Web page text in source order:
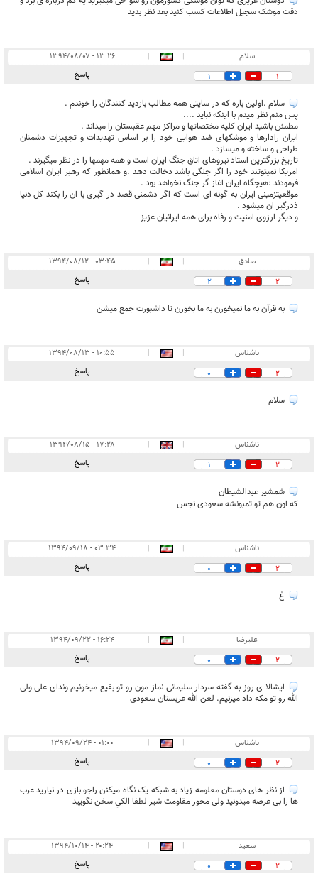
دقت موشک سجیل اطلاعات کسب کنید بعد نظر بدید
سلام |
|
۱۳:۲۶ - ۱۳۹۴/۰۸/۰۷
1
1 پاسخ
سلام .اولین باره که در سایتی همه مطالب بازدید کنندگان را خوندم .
پس منم نظر میدم با اینکه نباید ....
مطمئن باشید ایران کلیه مختصاتها و مراکز مهم عقبستان را میداند .
ایران رادارها و موشکهای ضد هوایی خود را بر اساس تهدیدات و تجهیزات دشمنان
طراحی و ساخته و میسازد .
تاریخ بزرگترین استاد نیروهای اتاق جنگ ایران است و همه مهمها را در نظر میگیرند .
امریکا نمیتوتند خود را اگر جنگی باشد دخالت دهد .و همانطور که رهبر ایران اسلامی
فرمودند :هیچگاه ایران اغاز گر جنگ نخواهد بود .
موقعیتزمینی ایران به گونه ای است که اگر دشمنی قصد در گیری با ان را بکند کل دنیا
ذدرگیر ان میشود .
و دیگر ارزوی امنیت و رفاه برای همه ایرانیان عزیز
صادق |
|
۰۳:۴۵ - ۱۳۹۴/۰۸/۱۲
2
2 پاسخ
به قرآن به ما نمیخورن به ما بخورن تا داشبورت جمع میشن
ناشناس |
|
۱۰:۵۵ - ۱۳۹۴/۰۸/۱۳
2
0 پاسخ
سلام
ناشناس |
|
۱۷:۲۸ - ۱۳۹۴/۰۸/۱۵
2
1 پاسخ
شمشیر عبدالشیطان
که اون هم تو تمبونشه سعودی نجس
ناشناس |
|
۰۳:۳۴ - ۱۳۹۴/۰۹/۱۸
2
0 پاسخ
غ
علیرضا |
|
۱۶:۲۴ - ۱۳۹۴/۰۹/۲۲
2
0 پاسخ
ایشالا ی روز به گفته سردار سلیمانی نماز مون رو تو بقیع میخونیم وندای علی ولی
الله رو تو مکه داد میزنیم. لعن الله عربستان سعودی
ناشناس |
|
۰۱:۰۰ - ۱۳۹۴/۰۹/۲۴
2
0 پاسخ
از نظر های دوستان معلومه زیاد به شبکه یک نگاه میکنن راجو بازی در نیارید عرب
ها را بی عرضه میدونید ولی محور مقاومت شیر لطفا الكي سخن نگوييد
سعید |
|
۲۰:۲۴ - ۱۳۹۴/۱۰/۱۴
2
0 پاسخ